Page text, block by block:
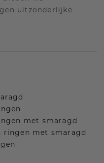
uitzonderlijke
met smaragd
ringen met smaragd